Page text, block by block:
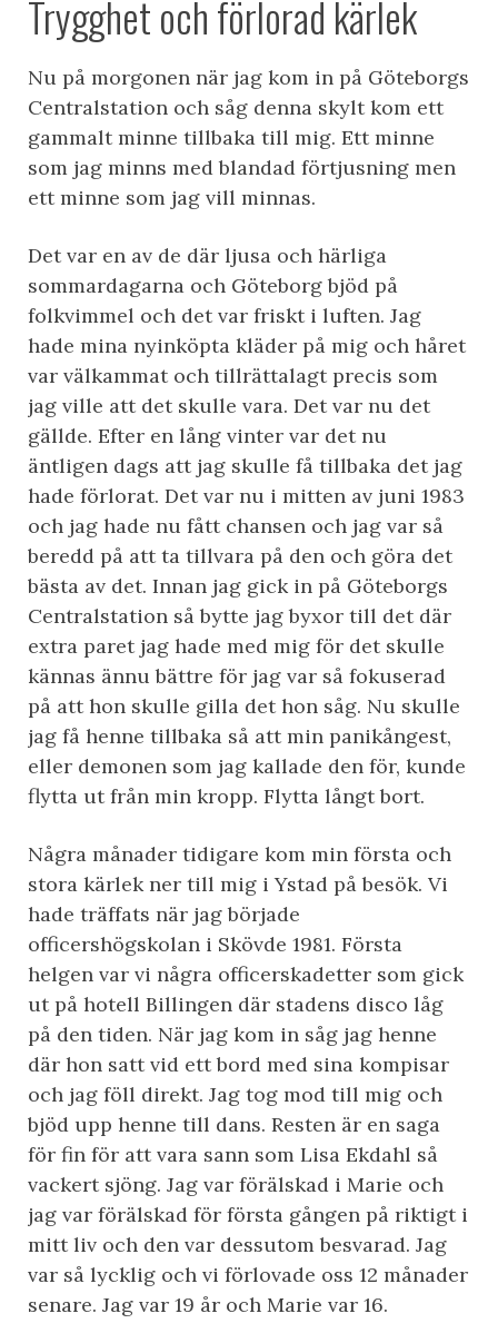
Trygghet och förlorad kärlek
Nu på morgonen när jag kom in på Göteborgs
Centralstation och såg denna skylt kom ett
gammalt minne tillbaka till mig. Ett minne
som jag minns med blandad förtjusning men
ett minne som jag vill minnas.
Det var en av de där ljusa och härliga
sommardagarna och Göteborg bjöd på
folkvimmel och det var friskt i luften. Jag
hade mina nyinköpta kläder på mig och håret
var välkammat och tillrättalagt precis som
jag ville att det skulle vara. Det var nu det
gällde. Efter en lång vinter var det nu
äntligen dags att jag skulle få tillbaka det jag
hade förlorat. Det var nu i mitten av juni 1983
och jag hade nu fått chansen och jag var så
beredd på att ta tillvara på den och göra det
bästa av det. Innan jag gick in på Göteborgs
Centralstation så bytte jag byxor till det där
extra paret jag hade med mig för det skulle
kännas ännu bättre för jag var så fokuserad
på att hon skulle gilla det hon såg. Nu skulle
jag få henne tillbaka så att min panikångest,
eller demonen som jag kallade den för, kunde
flytta ut från min kropp. Flytta långt bort.
Några månader tidigare kom min första och
stora kärlek ner till mig i Ystad på besök. Vi
hade träffats när jag började
officershögskolan i Skövde 1981. Första
helgen var vi några officerskadetter som gick
ut på hotell Billingen där stadens disco låg
på den tiden. När jag kom in såg jag henne
där hon satt vid ett bord med sina kompisar
och jag föll direkt. Jag tog mod till mig och
bjöd upp henne till dans. Resten är en saga
för fin för att vara sann som Lisa Ekdahl så
vackert sjöng. Jag var förälskad i Marie och
jag var förälskad för första gången på riktigt i
mitt liv och den var dessutom besvarad. Jag
var så lycklig och vi förlovade oss 12 månader
senare. Jag var 19 år och Marie var 16.